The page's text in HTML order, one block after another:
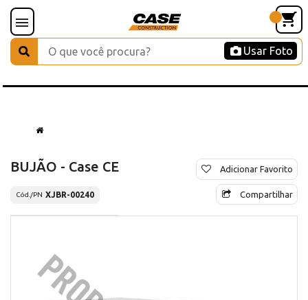
Usar Foto
BUJÃO - Case CE
Cód./PN XJBR-00240
Adicionar Favorito
Compartilhar